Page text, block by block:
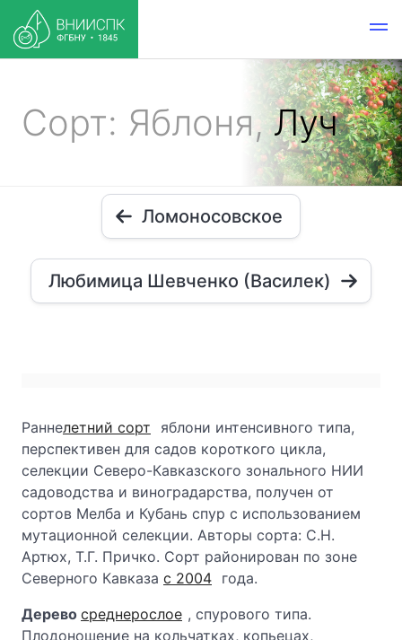
Сорт: Яблоня,Луч
Ломоносовское
Любимица Шевченко (Василек)
Раннелетний сорт
яблони интенсивного типа,
перспективен для садов короткого цикла,
селекции Северо-Кавказского зонального НИИ
садоводства и виноградарства, получен от
сортов Мелба и Кубань спур с использованием
мутационной селекции. Авторы сорта: С.Н.
Артюх, Т.Г. Причко. Сорт районирован по зоне
Северного Кавказа с 2004 года.
Дерево среднерослое , спурового типа.
Плодоношение на кольчатках, копьецах,